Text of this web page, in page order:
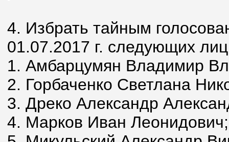
4. Избрать тайным
01.07.2017 г. следующих
1. Амбарцумян Владимир
2. Горбаченко Светлана
3. Дреко Александр
4. Марков Иван Леонидович;